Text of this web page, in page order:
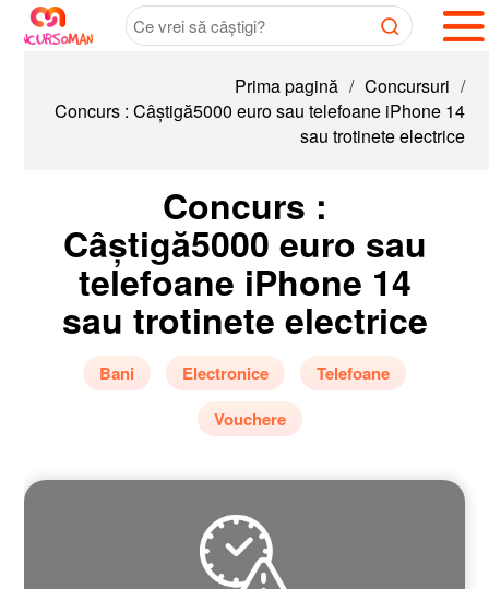
Prima pagină / Concursuri /
Concurs : Câștigă5000 euro sau telefoane iPhone 14
sau trotinete electrice
Concurs :
Câștigă5000 euro sau
telefoane iPhone 14
sau trotinete electrice
Bani Electronice
Telefoane
Vouchere